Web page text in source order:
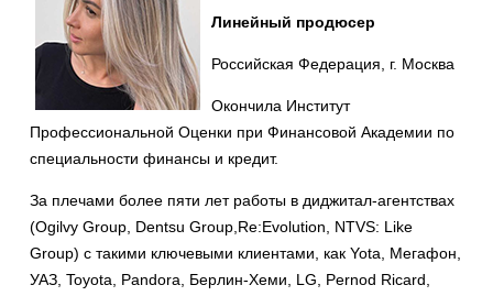
Линейный продюсер
Российская Федерация, г. Москва
Окончила Институт
Профессиональной Оценки при Финансовой Академии по
специальности финансы и кредит.
За плечами более пяти лет работы в диджитал-агентствах
(Ogilvy Group, Dentsu Group,Re:Evolution, NTVS: Like
Group) с такими ключевыми клиентами, как Yota, Мегафон,
УАЗ, Toyota, Pandora, Берлин-Хеми, LG, Pernod Ricard,